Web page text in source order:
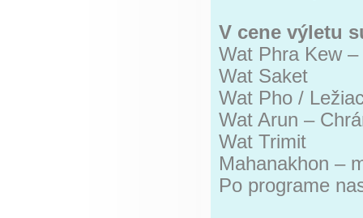
V cene výletu
Wat Phra Kew
Wat Saket
Wat Pho /
Wat Arun –
Wat Trimit
Mahanakhon –
Po programe